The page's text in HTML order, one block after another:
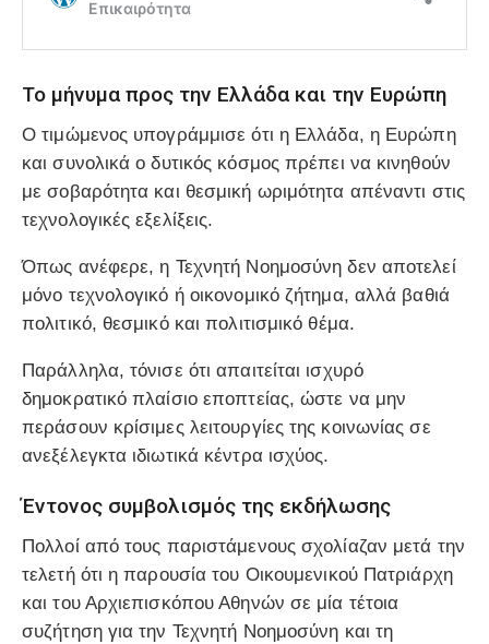
Το μήνυμα προς την Ελλάδα και την Ευρώπη
Ο τιμώμενος υπογράμμισε ότι η Ελλάδα, η Ευρώπη
και συνολικά ο δυτικός κόσμος πρέπει να κινηθούν
με σοβαρότητα και θεσμική ωριμότητα απέναντι στις
τεχνολογικές εξελίξεις.
Όπως ανέφερε, η Τεχνητή Νοημοσύνη δεν αποτελεί
μόνο τεχνολογικό ή οικονομικό ζήτημα, αλλά βαθιά
πολιτικό, θεσμικό και πολιτισμικό θέμα.
Παράλληλα, τόνισε ότι απαιτείται ισχυρό
δημοκρατικό πλαίσιο εποπτείας, ώστε να μην
περάσουν κρίσιμες λειτουργίες της κοινωνίας σε
ανεξέλεγκτα ιδιωτικά κέντρα ισχύος.
Έντονος συμβολισμός της εκδήλωσης
Πολλοί από τους παριστάμενους σχολίαζαν μετά την
τελετή ότι η παρουσία του Οικουμενικού Πατριάρχη
και του Αρχιεπισκόπου Αθηνών σε μία τέτοια
συζήτηση για την Τεχνητή Νοημοσύνη και τη